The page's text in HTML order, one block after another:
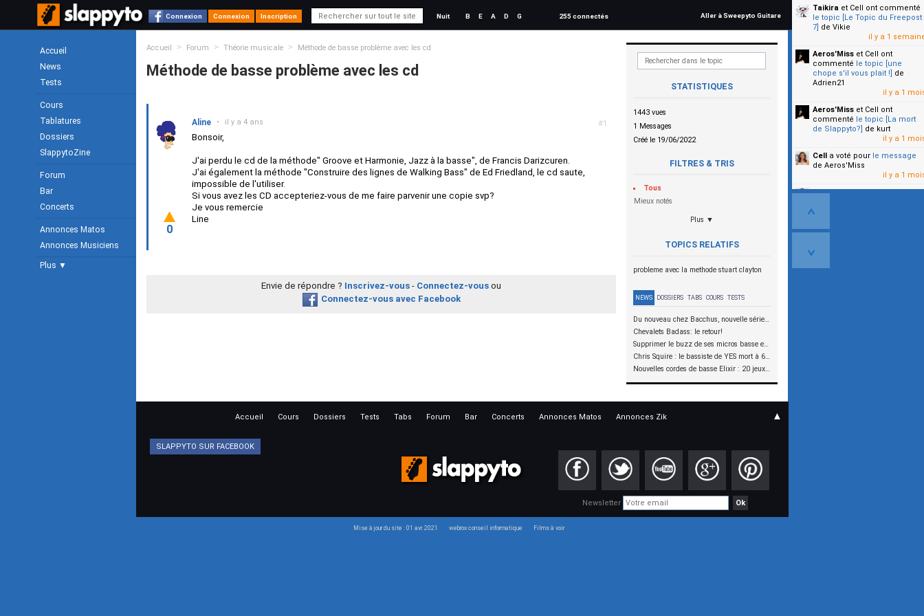
Connexion Connexion Inscription Nuit B E A D G 255 connectés Aller à Sweepyto Guitare
Accueil
News
Tests
Cours
Tablatures
Dossiers
SlappytoZine
Forum
Bar
Concerts
Annonces Matos
Annonces Musiciens
Plus ▼
Accueil > Forum > Théorie musicale > Méthode de basse problème avec les cd
Méthode de basse problème avec les cd
STATISTIQUES
1443 vues
1 Messages
Créé le 19/06/2022
FILTRES & TRIS
Tous
Mieux notés
Plus ▼
TOPICS RELATIFS
probleme avec la methode stuart clayton
NEWS DOSSIERS TABS COURS TESTS
Du nouveau chez Bacchus, nouvelle série SCD
Chevalets Badass: le retour!
Supprimer le buzz de ses micros basse en reliant les aimants à la masse
Chris Squire : le bassiste de YES mort à 67 ans
Nouvelles cordes de basse Elixir : 20 jeux à tester !
#1
Aline • il y a 4 ans
Bonsoir,
J'ai perdu le cd de la méthode" Groove et Harmonie, Jazz à la basse", de Francis Darizcuren.
J'ai également la méthode "Construire des lignes de Walking Bass" de Ed Friedland, le cd saute,
impossible de l'utiliser.
Si vous avez les CD accepteriez-vous de me faire parvenir une copie svp?
Je vous remercie
Line
0
Envie de répondre ? Inscrivez-vous - Connectez-vous ou
Connectez-vous avec Facebook
Taikira et Cell ont commenté
le topic [Le Topic du Freepost
7] de Vikie
il y a 1
Aeros'Miss et Cell ont
commenté le topic [une
chope s'il vous plait !] de
Adrien21
il y a 1
Aeros'Miss et Cell ont
commenté le topic [La mort
de Slappyto?] de kurt
il y a 1
Cell a voté pour le message
de Aeros'Miss
il y a 1
Cella voté pourle message
Accueil Cours Dossiers Tests Tabs Forum Bar Concerts Annonces Matos Annonces Zik ▲
SLAPPYTO SUR FACEBOOK
Newsletter
Mise à jour du site : 01 avr. 2021 webrox conseil informatique Films à voir